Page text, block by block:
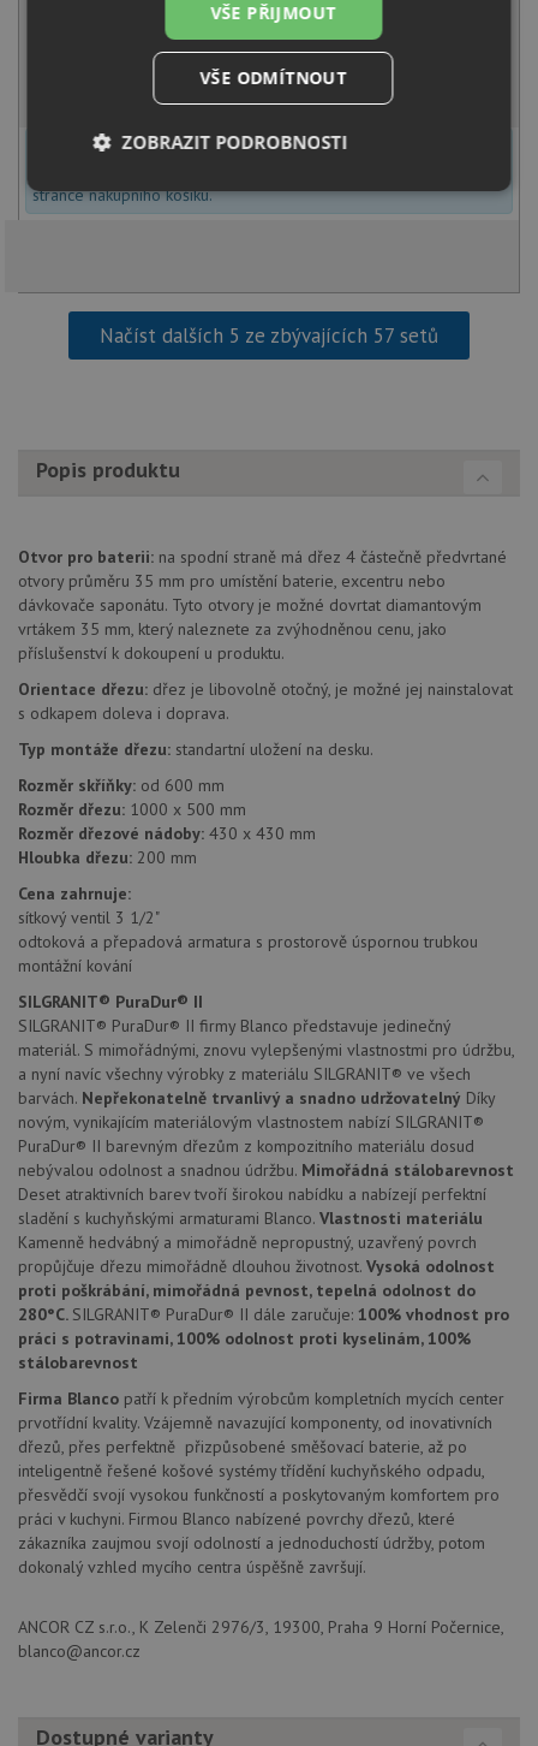
SKLADEM U VÝROBCE
KOUPIT
U tohoto dřezu je možnévyvrtat otvor na baterii
stránce nákupního košíku.
Načíst dalších 5 ze zbývajících 57 setů
Popis produktu
Otvor pro baterii: na spodní straně má dřez 4 částečně předvrtané
otvory průměru 35 mm pro umístění baterie, excentru nebo
dávkovače saponátu. Tyto otvory je možné dovrtat diamantovým
vrtákem 35 mm, který naleznete za zvýhodněnou cenu, jako
příslušenství k dokoupení u produktu.
Orientace dřezu: dřez je libovolně otočný, je možné jej nainstalovat
s odkapem doleva i doprava.
Typ montáže dřezu: standartní uložení na desku.
Rozměr skříňky: od 600 mm
Rozměr dřezu: 1000 x 500 mm
Rozměr dřezové nádoby: 430 x 430 mm
Hloubka dřezu: 200 mm
Cena zahrnuje:
sítkový ventil 3 1/2"
odtoková a přepadová armatura s prostorově úspornou trubkou
montážní kování
SILGRANIT® PuraDur® II
SILGRANIT® PuraDur® II firmy Blanco představuje jedinečný
materiál. S mimořádnými, znovu vylepšenými vlastnostmi pro údržbu,
a nyní navíc všechny výrobky z materiálu SILGRANIT® ve všech
barvách. Nepřekonatelně trvanlivý a snadno udržovatelný Díky
novým, vynikajícím materiálovým vlastnostem nabízí SILGRANIT®
PuraDur® II barevným dřezům z kompozitního materiálu dosud
nebývalou odolnost a snadnou údržbu. Mimořádná stálobarevnost
Deset atraktivních barev tvoří širokou nabídku a nabízejí perfektní
sladění s kuchyňskými armaturami Blanco. Vlastnosti materiálu
Kamenně hedvábný a mimořádně nepropustný, uzavřený povrch
propůjčuje dřezu mimořádně dlouhou životnost. Vysoká odolnost
proti poškrábání, mimořádná pevnost, tepelná odolnost do
280°C. SILGRANIT® PuraDur® II dále zaručuje: 100% vhodnost pro
práci s potravinami, 100% odolnost proti kyselinám, 100%
stálobarevnost
Firma Blanco patří k předním výrobcům kompletních mycích center
prvotřídní kvality. Vzájemně navazující komponenty, od inovativních
dřezů, přes perfektně přizpůsobené směšovací baterie, až po
inteligentně řešené košové systémy třídění kuchyňského odpadu,
přesvědčí svojí vysokou funkčností a poskytovaným komfortem pro
práci v kuchyni. Firmou Blanco nabízené povrchy dřezů, které
zákazníka zaujmou svojí odolností a jednoduchostí údržby, potom
dokonalý vzhled mycího centra úspěšně završují.
ANCOR CZ s.r.o., K Zelenči 2976/3, 19300, Praha 9 Horní Počernice,
blanco@ancor.cz
Dostupné varianty
VŠE PŘIJMOUT
VŠE ODMÍTNOUT
ZOBRAZIT PODROBNOSTI
Nezbytně
nutné
Výkonové
soubory
Soubory
cílení
Funkční soubory
Nezařazené
soubory
Soubory cílení
Funkční soubory
Nezařazené soubory
Nezbytně nutné soubory cookie umožňují základní
funkce webových stránek, jako je přihlášení
uživatele a správa účtu. Webové stránky nelze bez
nezbytně nutných souborů cookie správně používat.
AWSALBCORS
widget-
mediator.zopim.com
další
cookie
CookieScriptConsent
blanco.cz
zásadách ochrany soukromí společnosti Google